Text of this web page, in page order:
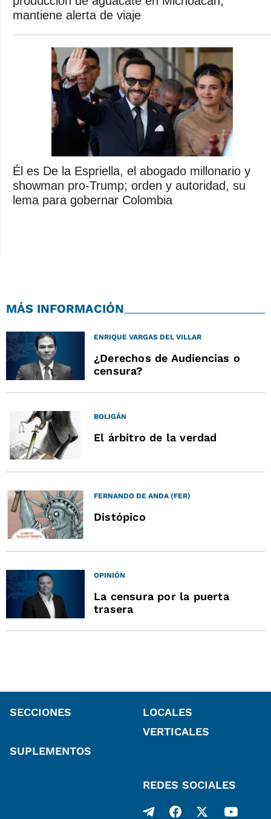
mantiene alerta de viaje
Él es De la Espriella, el abogado millonario y
showman pro-Trump; orden y autoridad, su
lema para gobernar Colombia
MÁS INFORMACIÓN
ENRIQUE VARGAS DEL VILLAR
¿Derechos de Audiencias o
censura?
BOLIGÁN
El árbitro de la verdad
FERNANDO DE ANDA (FER)
Distópico
OPINIÓN
La censura por la puerta
trasera
SECCIONES
SUPLEMENTOS
VERTICALES
LOCALES
REDES SOCIALES